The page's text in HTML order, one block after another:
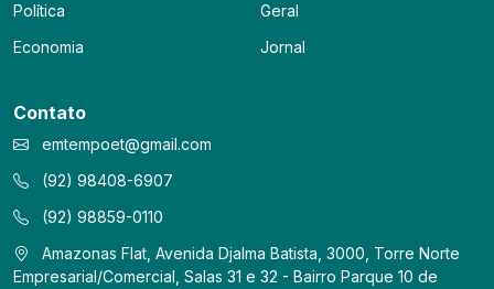
Política
Economia
Geral
Jornal
Contato
emtempoet@gmail.com
(92) 98408-6907
(92) 98859-0110
Amazonas Flat, Avenida Djalma Batista, 3000, Torre Norte
Empresarial/Comercial, Salas 31 e 32 - Bairro Parque 10 de